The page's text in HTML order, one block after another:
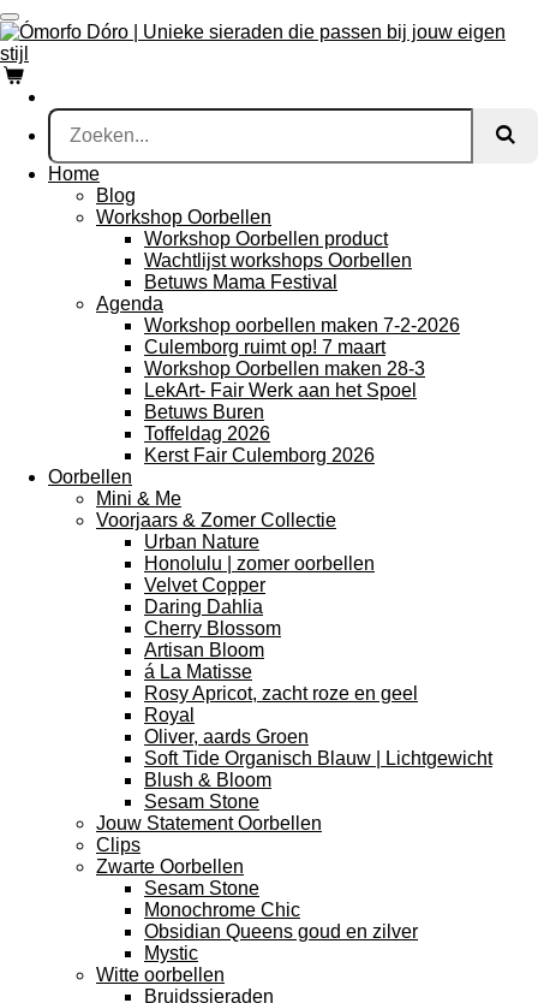
Ga
direct
naar
de
hoofdinhoud
Home
Blog
Workshop Oorbellen
Workshop Oorbellen product
Wachtlijst workshops Oorbellen
Betuws Mama Festival
Agenda
Workshop oorbellen maken 7-2-2026
Culemborg ruimt op! 7 maart
Workshop Oorbellen maken 28-3
LekArt- Fair Werk aan het Spoel
Betuws Buren
Toffeldag 2026
Kerst Fair Culemborg 2026
Oorbellen
Mini & Me
Voorjaars & Zomer Collectie
Urban Nature
Honolulu | zomer oorbellen
Velvet Copper
Daring Dahlia
Cherry Blossom
Artisan Bloom
á La Matisse
Rosy Apricot, zacht roze en geel
Royal
Oliver, aards Groen
Soft Tide Organisch Blauw | Lichtgewicht
Blush & Bloom
Sesam Stone
Jouw Statement Oorbellen
Clips
Zwarte Oorbellen
Sesam Stone
Monochrome Chic
Obsidian Queens goud en zilver
Mystic
Witte oorbellen
Bruidssieraden